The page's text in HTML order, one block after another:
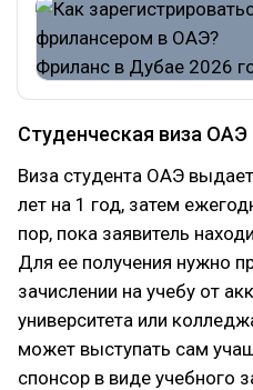
Студенческая виза ОАЭ
Виза студента ОАЭ
лет на 1 год, затем
пор, пока заявитель
Для ее получения нужно
зачислении на учебу от
университета или
может выступать сам
спонсор в виде учебного